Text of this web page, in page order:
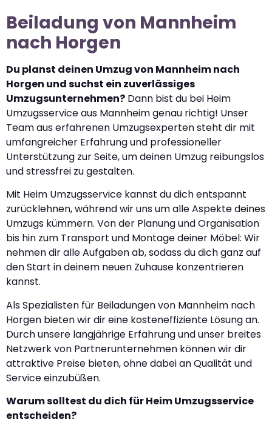
Beiladung von Mannheim
nach Horgen
Du planst deinen Umzug von Mannheim nach
Horgen und suchst ein zuverlässiges
Umzugsunternehmen? Dann bist du bei Heim
Umzugsservice aus Mannheim genau richtig! Unser
Team aus erfahrenen Umzugsexperten steht dir mit
umfangreicher Erfahrung und professioneller
Unterstützung zur Seite, um deinen Umzug reibungslos
und stressfrei zu gestalten.
Mit Heim Umzugsservice kannst du dich entspannt
zurücklehnen, während wir uns um alle Aspekte deines
Umzugs kümmern. Von der Planung und Organisation
bis hin zum Transport und Montage deiner Möbel: Wir
nehmen dir alle Aufgaben ab, sodass du dich ganz auf
den Start in deinem neuen Zuhause konzentrieren
kannst.
Als Spezialisten für Beiladungen von Mannheim nach
Horgen bieten wir dir eine kosteneffiziente Lösung an.
Durch unsere langjährige Erfahrung und unser breites
Netzwerk von Partnerunternehmen können wir dir
attraktive Preise bieten, ohne dabei an Qualität und
Service einzubüßen.
Warum solltest du dich für Heim Umzugsservice
entscheiden?